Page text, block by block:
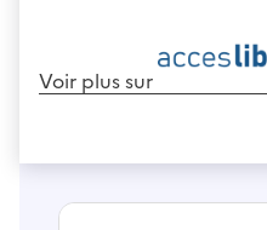
Voir plus sur